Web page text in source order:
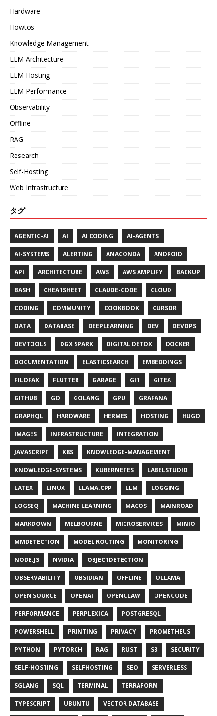
Hardware
Howtos
Knowledge Management
LLM Architecture
LLM Hosting
LLM Performance
Observability
Offline
RAG
Research
Self-Hosting
Web Infrastructure
タグ
AGENTIC-AI AI AI CODING AI-AGENTS
AI-SYSTEMS ALERTING ANACONDA ANDROID
API ARCHITECTURE AWS AWS AMPLIFY BACKUP
BASH CHEATSHEET CLAUDE-CODE CLOUD
CODING COMMUNITY COOKBOOK CURSOR
DATA DATABASE DEEPLEARNING DEV DEVOPS
DEVTOOLS DGX SPARK DIGITAL DETOX DOCKER
DOCUMENTATION ELASTICSEARCH EMBEDDINGS
FILOFAX FLUTTER GARAGE GIT GITEA
GITHUB GO GOLANG GPU GRAFANA
GRAPHQL HARDWARE HERMES HOSTING HUGO
IMAGES INFRASTRUCTURE INTEGRATION
JAVASCRIPT K8S KNOWLEDGE-MANAGEMENT
KNOWLEDGE-SYSTEMS KUBERNETES LABELSTUDIO
LATEX LINUX LLAMA.CPP LLM LOGGING
LOGSEQ MACHINE LEARNING MACOS MAINROAD
MARKDOWN MELBOURNE MICROSERVICES MINIO
MMDETECTION MODEL ROUTING MONITORING
NODE.JS NVIDIA OBJECTDETECTION
OBSERVABILITY OBSIDIAN OFFLINE OLLAMA
OPEN SOURCE OPENAI OPENCLAW OPENCODE
PERFORMANCE PERPLEXICA POSTGRESQL
POWERSHELL PRINTING PRIVACY PROMETHEUS
PYTHON PYTORCH RAG RUST S3 SECURITY
SELF-HOSTING SELFHOSTING SEO SERVERLESS
SGLANG SQL TERMINAL TERRAFORM
TYPESCRIPT UBUNTU VECTOR DATABASE